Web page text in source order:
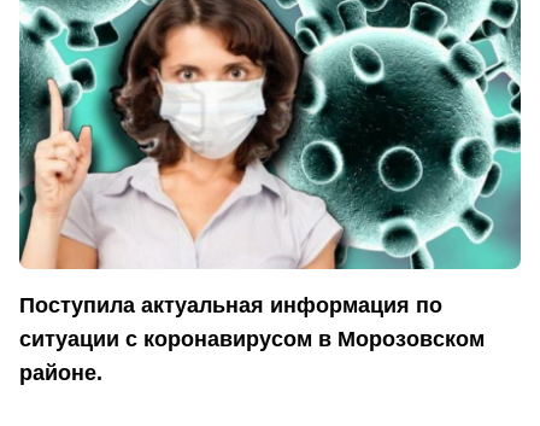
Поступила актуальная информация по
ситуации с коронавирусом в Морозовском
районе.